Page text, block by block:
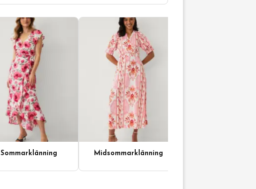
Sommarklänning Midsommarklänning